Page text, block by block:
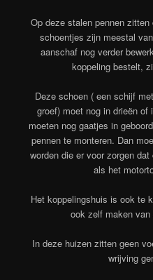
Op deze stalen pennen
schoentjes zijn meestal
aanschaf nog verder
koppeling bestelt,
Deze schoen ( een schijf
groef) moet nog in drieën of
moeten nog gaatjes in
pennen te monteren. Dan
worden die er voor zorgen
als het
Het koppelingshuis is ook te
ook zelf maken
In deze huizen zitten geen
wrijving